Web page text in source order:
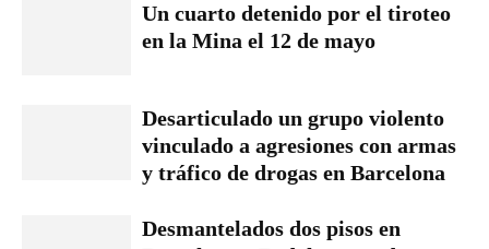
Un cuarto detenido por el tiroteo
en la Mina el 12 de mayo
Desarticulado un grupo violento
vinculado a agresiones con armas
y tráfico de drogas en Barcelona
Desmantelados dos pisos en